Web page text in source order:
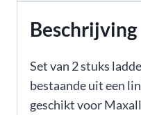
Beschrijving
Set van 2 stuks
bestaande uit een
geschikt voor